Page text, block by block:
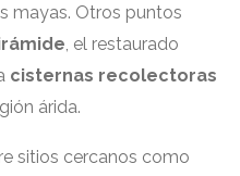
mayas. Otros puntos
, el restaurado
cisternas recolectoras
árida.
sitios cercanos como